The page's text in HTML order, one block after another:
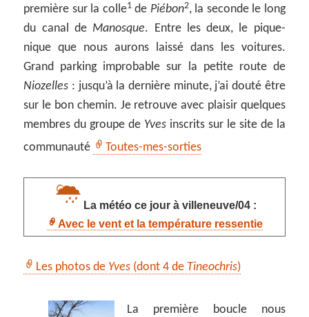
première sur la colle1de Piébon2, la seconde le long
du canal de Manosque. Entre les deux, le pique-
nique que nous aurons laissé dans les voitures.
Grand parking improbable sur la petite route de
Niozelles : jusqu’à la dernière minute, j’ai douté être
sur le bon chemin. Je retrouve avec plaisir quelques
membres du groupe de Yves inscrits sur le site de la
communauté
Toutes-mes-sorties
La météo ce jour à villeneuve/04 :
Avec le vent et la température ressentie
Les photos de Yves (dont 4 de Tineochris)
La première boucle nous